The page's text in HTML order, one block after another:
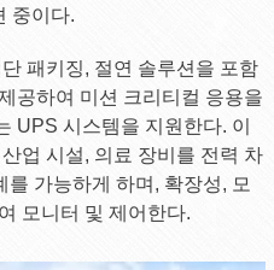
중이다.
패키징, 절연 솔루션을 포함
공하여 미션 크리티컬 응용을
UPS 시스템을 지원한다. 이
업 시설, 의료 장비를 전력 차
가능하게 하며, 확장성, 모
모니터 및 제어한다.